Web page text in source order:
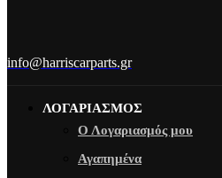
info@harriscarparts.gr
ΛΟΓΑΡΙΑΣΜΟΣ
Ο Λογαριασμός μου
Αγαπημένα